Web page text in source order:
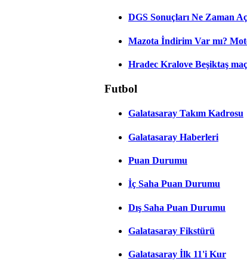
DGS Sonuçları Ne Zaman
Mazota İndirim Var mı?
Hradec Kralove Beşiktaş
Futbol
Galatasaray Takım Kadrosu
Galatasaray Haberleri
Puan Durumu
İç Saha Puan Durumu
Dış Saha Puan Durumu
Galatasaray Fikstürü
Galatasaray İlk 11'i Kur